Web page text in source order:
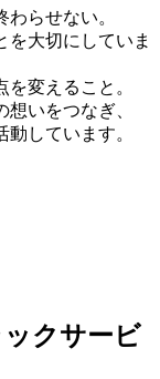
らせない。
を大切にしていま
変えること。
いをつなぎ、
しています。
クサービ